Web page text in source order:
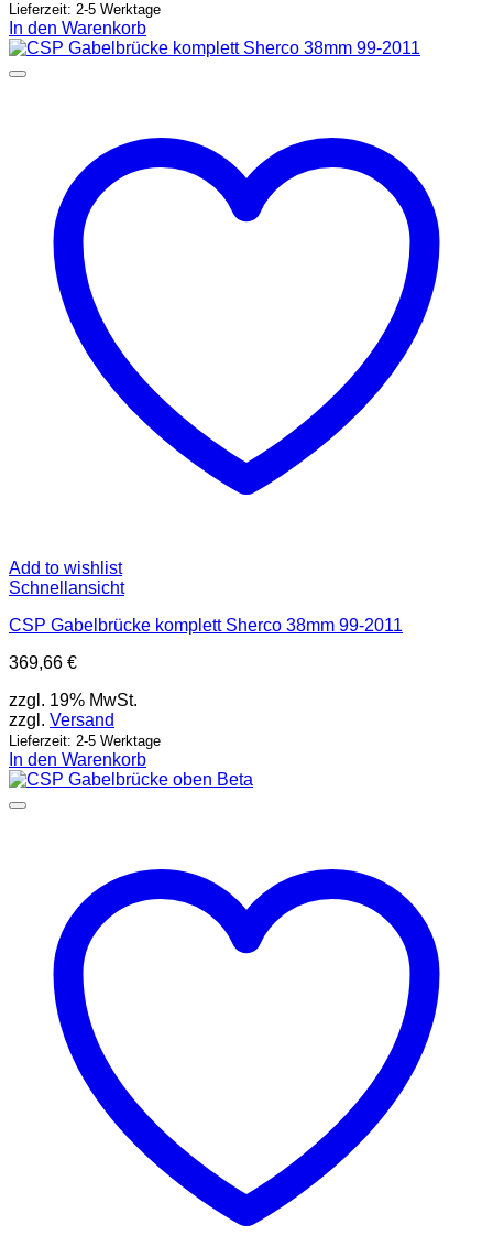
Lieferzeit: 2-5 Werktage
In den Warenkorb
Add to wishlist
Schnellansicht
CSP Gabelbrücke komplett Sherco 38mm 99-2011
369,66 €
zzgl. 19% MwSt.
zzgl. Versand
Lieferzeit: 2-5 Werktage
In den Warenkorb